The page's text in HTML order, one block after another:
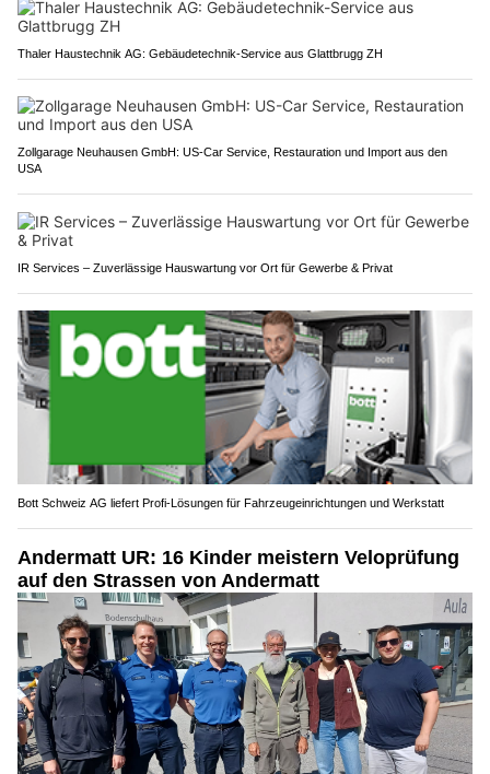
Thaler Haustechnik AG: Gebäudetechnik-Service aus Glattbrugg ZH
Zollgarage Neuhausen GmbH: US-Car Service, Restauration und Import aus den
USA
IR Services – Zuverlässige Hauswartung vor Ort für Gewerbe & Privat
Bott Schweiz AG liefert Profi-Lösungen für Fahrzeugeinrichtungen und Werkstatt
Andermatt UR: 16 Kinder meistern Veloprüfung
auf den Strassen von Andermatt